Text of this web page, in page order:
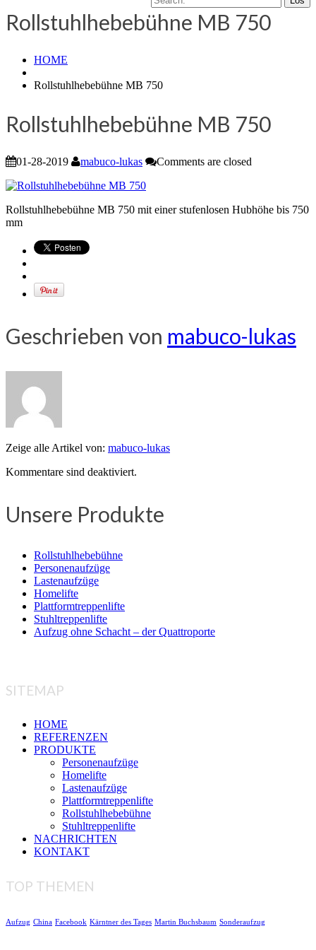
Rollstuhlhebebühne MB 750
HOME
Rollstuhlhebebühne MB 750
Rollstuhlhebebühne MB 750
01-28-2019 mabuco-lukas Comments are closed
Rollstuhlhebebühne MB 750 mit einer stufenlosen Hubhöhe bis 750
mm
Geschrieben von mabuco-lukas
Zeige alle Artikel von: mabuco-lukas
Kommentare sind deaktiviert.
Unsere Produkte
Rollstuhlhebebühne
Personenaufzüge
Lastenaufzüge
Homelifte
Plattformtreppenlifte
Stuhltreppenlifte
Aufzug ohne Schacht – der Quattroporte
SITEMAP
HOME
REFERENZEN
PRODUKTE
Personenaufzüge
Homelifte
Lastenaufzüge
Plattformtreppenlifte
Rollstuhlhebebühne
Stuhltreppenlifte
NACHRICHTEN
KONTAKT
TOP THEMEN
Aufzug China Facebook Kärntner des Tages Martin Buchsbaum Sonderaufzug